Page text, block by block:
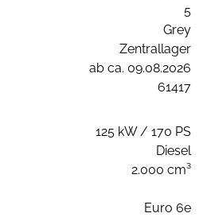
5
Grey
Zentrallager
ab ca. 09.08.2026
61417
125 kW / 170 PS
Diesel
2.000 cm³
Euro 6e